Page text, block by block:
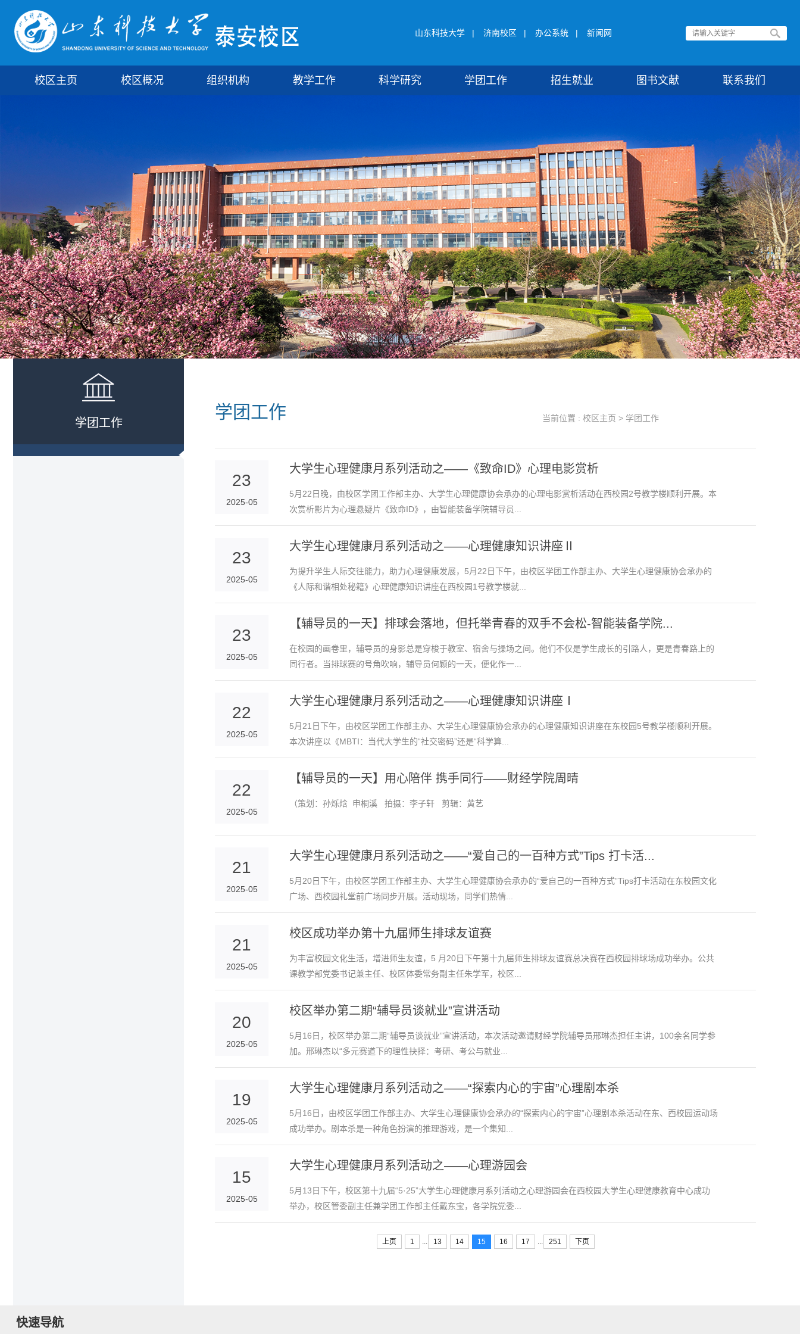
山东科技大学 | 济南校区 | 办公系统 | 新闻网
校区主页 校区概况 组织机构 教学工作 科学研究 学团工作 招生就业 图书文献 联系我们
学团工作
学团工作 当前位置 : 校区主页 > 学团工作
23
2025-05
大学生心理健康月系列活动之——《致命ID》心理电影赏析
5月22日晚，由校区学团工作部主办、大学生心理健康协会承办的心理电影赏析活动在西校园2号教学楼顺利开展。本
次赏析影片为心理悬疑片《致命ID》，由智能装备学院辅导员...
23
2025-05
大学生心理健康月系列活动之——心理健康知识讲座Ⅱ
为提升学生人际交往能力，助力心理健康发展，5月22日下午，由校区学团工作部主办、大学生心理健康协会承办的
《人际和谐相处秘籍》心理健康知识讲座在西校园1号教学楼就...
23
2025-05
【辅导员的一天】排球会落地，但托举青春的双手不会松-智能装备学院...
在校园的画卷里，辅导员的身影总是穿梭于教室、宿舍与操场之间。他们不仅是学生成长的引路人，更是青春路上的
同行者。当排球赛的号角吹响，辅导员何颖的一天，便化作一...
22
2025-05
大学生心理健康月系列活动之——心理健康知识讲座Ⅰ
5月21日下午，由校区学团工作部主办、大学生心理健康协会承办的心理健康知识讲座在东校园5号教学楼顺利开展。
本次讲座以《MBTI：当代大学生的“社交密码”还是“科学算...
22
2025-05
【辅导员的一天】用心陪伴 携手同行——财经学院周晴
（策划：孙烁焓 申桐溪 拍摄：李子轩 剪辑：黄艺
21
2025-05
大学生心理健康月系列活动之——“爱自己的一百种方式”Tips 打卡活...
5月20日下午，由校区学团工作部主办、大学生心理健康协会承办的“爱自己的一百种方式”Tips打卡活动在东校园文化
广场、西校园礼堂前广场同步开展。活动现场，同学们热情...
21
2025-05
校区成功举办第十九届师生排球友谊赛
为丰富校园文化生活，增进师生友谊，5 月20日下午第十九届师生排球友谊赛总决赛在西校园排球场成功举办。公共
课教学部党委书记兼主任、校区体委常务副主任朱学军，校区...
20
2025-05
校区举办第二期“辅导员谈就业”宣讲活动
5月16日，校区举办第二期“辅导员谈就业”宣讲活动，本次活动邀请财经学院辅导员邢琳杰担任主讲，100余名同学参
加。邢琳杰以“多元赛道下的理性抉择：考研、考公与就业...
19
2025-05
大学生心理健康月系列活动之——“探索内心的宇宙”心理剧本杀
5月16日，由校区学团工作部主办、大学生心理健康协会承办的“探索内心的宇宙”心理剧本杀活动在东、西校园运动场
成功举办。剧本杀是一种角色扮演的推理游戏，是一个集知...
15
2025-05
大学生心理健康月系列活动之——心理游园会
5月13日下午，校区第十九届“5·25”大学生心理健康月系列活动之心理游园会在西校园大学生心理健康教育中心成功
举办，校区管委副主任兼学团工作部主任戴东宝，各学院党委...
上页 1 ... 13 14 15 16 17 ... 251 下页
快速导航